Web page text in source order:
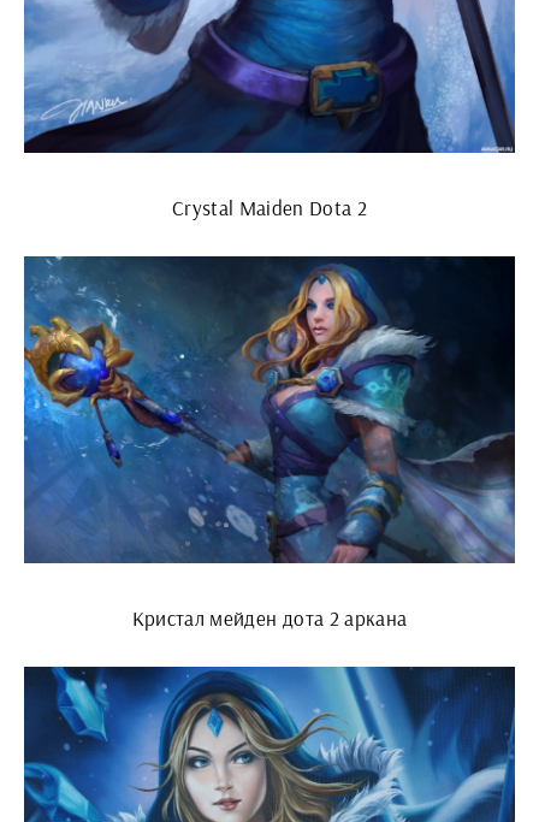
Crystal Maiden Dota 2
Кристал мейден дота 2 аркана